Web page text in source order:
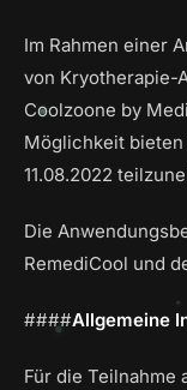
Im Rahmen einer
von Kryotherapie-
Coolzoone by
Möglichkeit bieten
11.08.2022
Die
RemediCool und
####Allgemeine
Für die Teilnahme